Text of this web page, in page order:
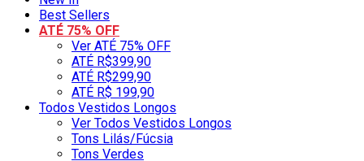
Best Sellers
ATÉ 75% OFF
Ver ATÉ 75% OFF
ATÉ R$399,90
ATÉ R$299,90
ATÉ R$ 199,90
Todos Vestidos Longos
Ver Todos Vestidos Longos
Tons Lilás/Fúcsia
Tons Verdes